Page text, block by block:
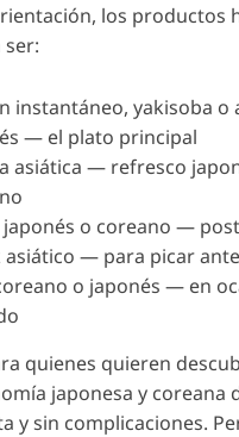
los productos
instantáneo, yakisoba o
— el plato principal
asiática — refresco
japonés o coreano —
asiático — para picar
o japonés — en
quienes quieren
japonesa y coreana
y sin complicaciones.